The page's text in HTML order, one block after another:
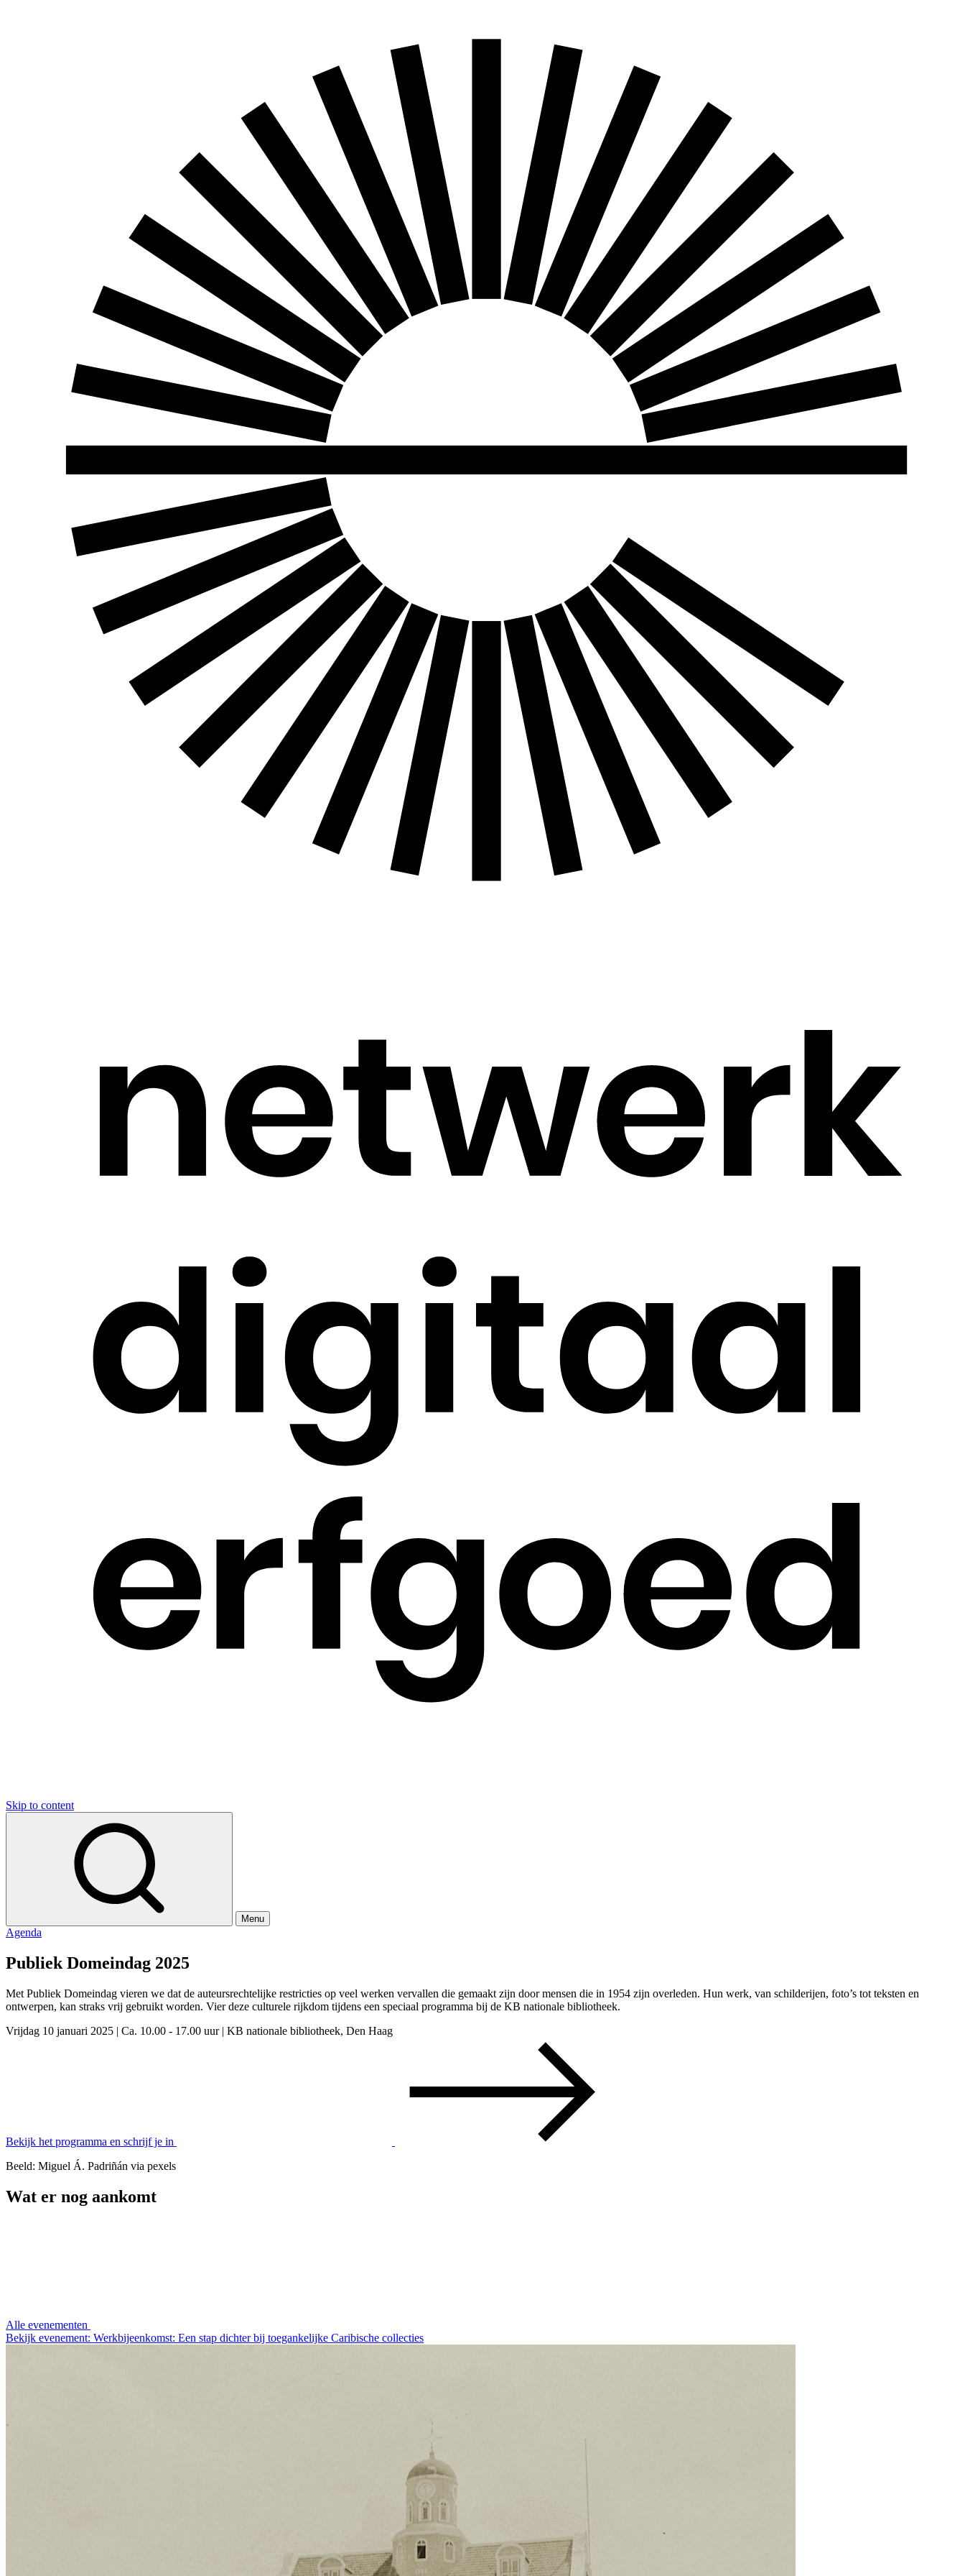
Skip to content
Menu
Agenda
Publiek Domeindag 2025
Met Publiek Domeindag vieren we dat de auteursrechtelijke restricties op veel werken vervallen die gemaakt zijn door mensen die in 1954 zijn overleden. Hun werk, van schilderijen, foto’s tot teksten en
ontwerpen, kan straks vrij gebruikt worden. Vier deze culturele rijkdom tijdens een speciaal programma bij de KB nationale bibliotheek.
Vrijdag 10 januari 2025 | Ca. 10.00 - 17.00 uur | KB nationale bibliotheek, Den Haag
Bekijk het programma en schrijf je in
Beeld: Miguel Á. Padriñán via pexels
Wat er nog aankomt
Alle evenementen
Bekijk evenement: Werkbijeenkomst: Een stap dichter bij toegankelijke Caribische collecties